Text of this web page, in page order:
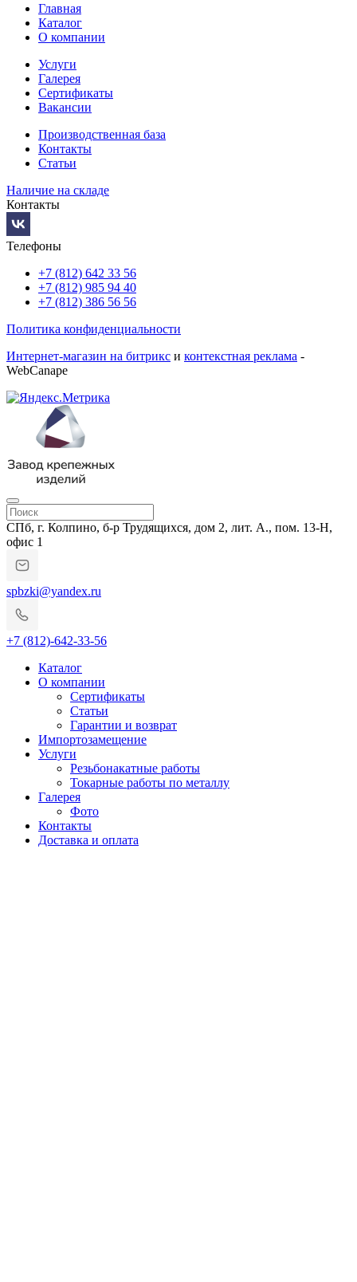
Главная
Каталог
О компании
Услуги
Галерея
Сертификаты
Вакансии
Производственная база
Контакты
Статьи
Наличие на складе
Контакты
Телефоны
+7 (812) 642 33 56
+7 (812) 985 94 40
+7 (812) 386 56 56
Политика конфиденциальности
Интернет-магазин на битрикс и контекстная реклама -
WebCanape
СПб, г. Колпино, б-р Трудящихся, дом 2, лит. А., пом. 13-Н,
офис 1
spbzki@yandex.ru
+7 (812)-642-33-56
Каталог
О компании
Сертификаты
Статьи
Гарантии и возврат
Импортозамещение
Услуги
Резьбонакатные работы
Токарные работы по металлу
Галерея
Фото
Контакты
Доставка и оплата